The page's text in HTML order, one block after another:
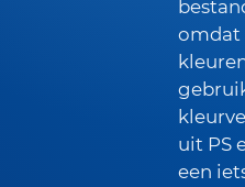
omdat
uit PS
een